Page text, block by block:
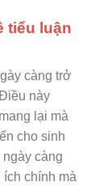
tiểu luận
càng trở
này
lại mà
cho sinh
càng
chính mà